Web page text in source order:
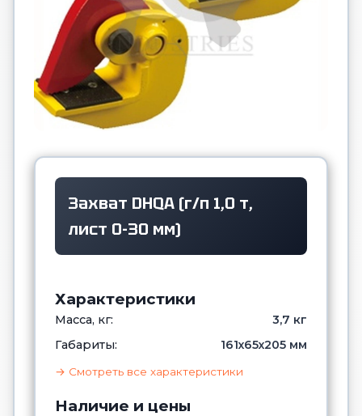
Захват DHQA (г/п 1,0 т,
лист 0-30 мм)
Характеристики
Масса, кг:
3,7 кг
Габариты:
161х65х205 мм
→ Смотреть все характеристики
Наличие и цены